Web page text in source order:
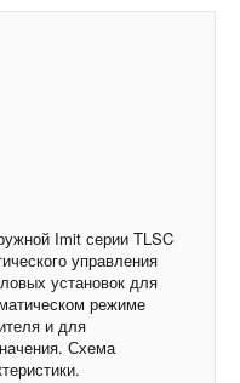
Imit серии TLSC
управления
установок для
режиме
и для
Схема